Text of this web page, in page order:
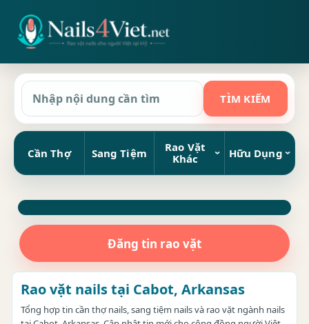
Cần Thợ Sang Tiệm
Rao Vặt
Khác
Hữu Dụng
Đăng tin rao vặt
Rao vặt nails tại Cabot, Arkansas
Tổng hợp tin cần thợ nails, sang tiệm nails và rao vặt ngành nails